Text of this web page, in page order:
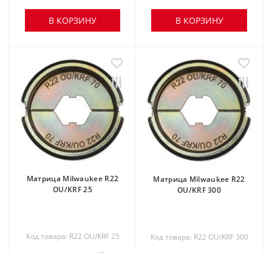
В КОРЗИНУ В КОРЗИНУ
Матрица Milwaukee R22
OU/KRF 25
Код товара: R22 OU/KRF 25
Матрица Milwaukee R22
OU/KRF 300
Код товара: R22 OU/KRF 300